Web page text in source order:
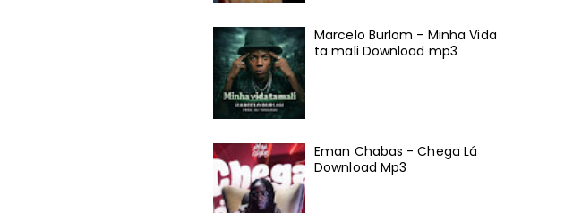
Marcelo Burlom - Minha Vida
ta mali Download mp3
Eman Chabas - Chega Lá
Download Mp3